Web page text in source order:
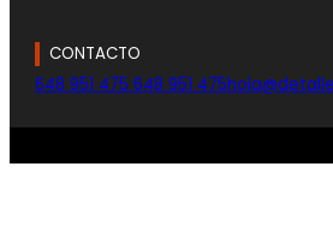
CONTACTO
648 951 475 648 951 475